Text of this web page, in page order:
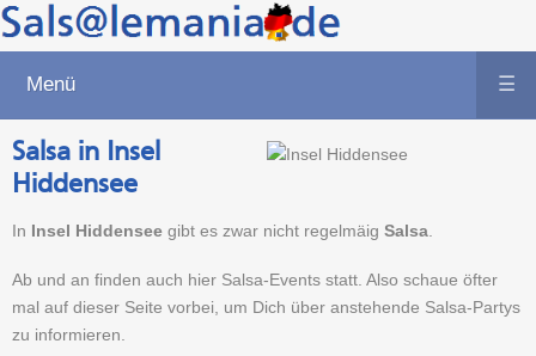
Menü ☰
Salsa in Insel
Hiddensee
In Insel Hiddensee gibt es zwar nicht regelmäig Salsa
Ab und an finden auch hier Salsa-Events statt. Also schaue öfter
mal auf dieser Seite vorbei, um Dich über anstehende Salsa-Partys
zu informieren.